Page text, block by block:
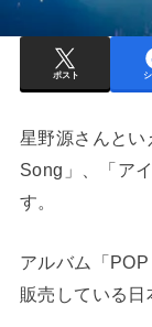
ポスト
星野源さんと
Song」、「ア
す。
アルバム「
販売している日